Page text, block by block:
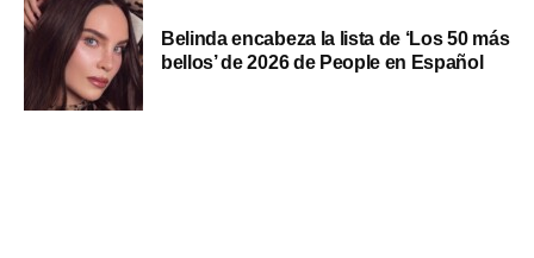
Belinda encabeza la lista de ‘Los 50 más
bellos’ de 2026 de People en Español